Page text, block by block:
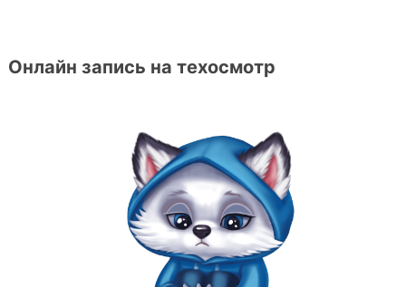
Онлайн запись на техосмотр